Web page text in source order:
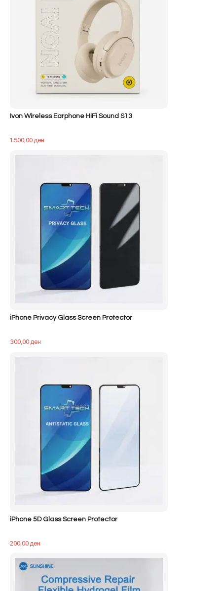
Ivon Wireless Earphone HiFi Sound S13
1.500,00ден
iPhone Privacy Glass Screen Protector
300,00ден
iPhone 5D Glass Screen Protector
200,00ден